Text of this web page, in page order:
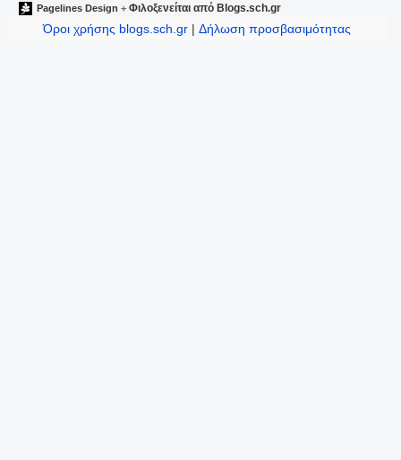
Pagelines Design + Φιλοξενείται από Blogs.sch.gr
Όροι χρήσης blogs.sch.gr |Δήλωση προσβασιμότητας